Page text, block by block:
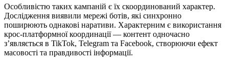
Особливістю таких кампаній є їх скоординований характер.
Дослідження виявили мережі ботів, які синхронно
поширюють однакові наративи. Характерним є використання
крос-платформної координації — контент одночасно
з’являється в TikTok, Telegram та Facebook, створюючи ефект
масовості та правдивості інформації.